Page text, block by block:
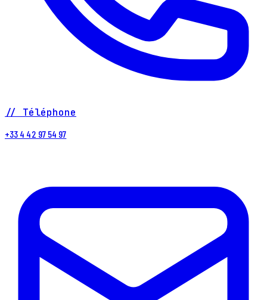
// Téléphone
+33 4 42 97 54 97